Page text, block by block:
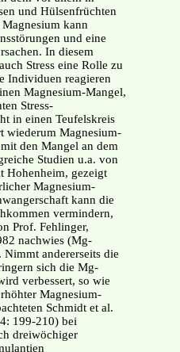
und Hülsenfrüchten
kann
und eine
In diesem
Stress eine Rolle zu
Individuen reagieren
Magnesium-Mangel,
Stress-
in einen Teufelskreis
wiederum Magnesium-
den Mangel an dem
Studien u.a. von
Hohenheim, gezeigt
Magnesium-
kann die
vermindern,
Prof. Fehlinger,
nachwies (Mg-
andererseits die
sich die Mg-
verbessert, so wie
Magnesium-
Schmidt et al.
199-210) bei
dreiwöchiger